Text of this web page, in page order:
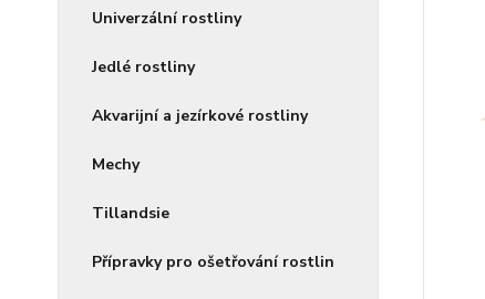
Univerzální rostliny
Jedlé rostliny
Akvarijní a jezírkové rostliny
Mechy
Tillandsie
Přípravky pro ošetřování rostlin